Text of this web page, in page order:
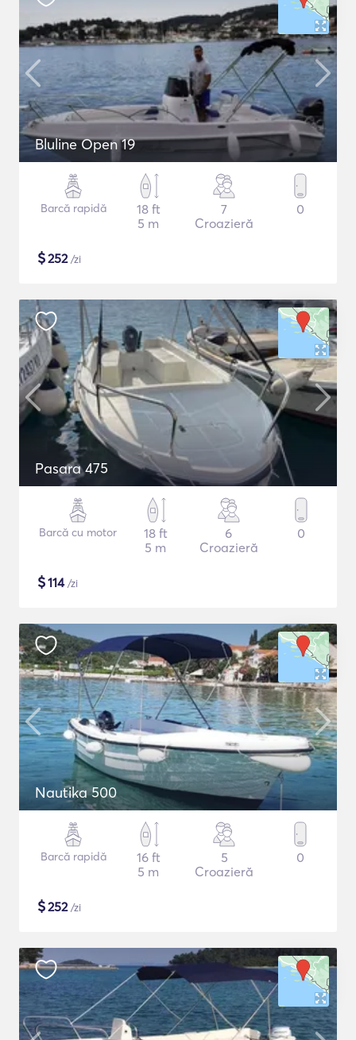
Bluline Open 19
Barcă rapidă
18 ft
5 m
7
Croazieră
0
$252/zi
Pasara 475
Barcă cu motor
18 ft
5 m
6
Croazieră
0
$114/zi
Nautika 500
Barcă rapidă
16 ft
5 m
5
Croazieră
0
$252/zi